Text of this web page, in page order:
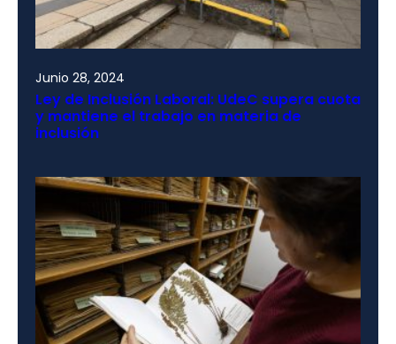
Junio 28, 2024
Ley de Inclusión Laboral: UdeC supera cuota
y mantiene el trabajo en materia de
inclusión